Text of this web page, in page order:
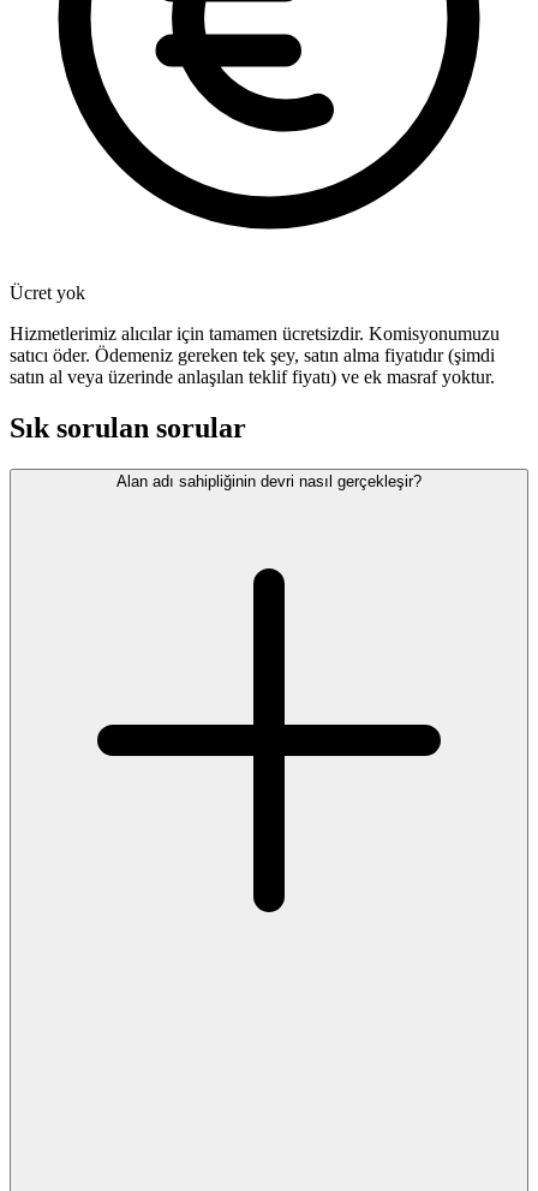
Ücret yok
Hizmetlerimiz alıcılar için tamamen ücretsizdir. Komisyonumuzu
satıcı öder. Ödemeniz gereken tek şey, satın alma fiyatıdır (şimdi
satın al veya üzerinde anlaşılan teklif fiyatı) ve ek masraf yoktur.
Sık sorulan sorular
Alan adı sahipliğinin devri nasıl gerçekleşir?